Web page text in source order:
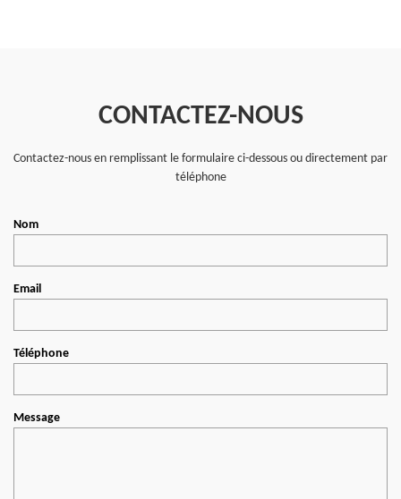
CONTACTEZ-NOUS
Contactez-nous en remplissant le formulaire ci-dessous ou directement par
téléphone
Nom
Email
Téléphone
Message